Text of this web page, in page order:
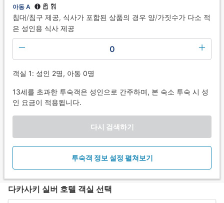
아동 A
침대/침구 제공, 식사가 포함된 상품의 경우 양/가짓수가 다소 적
은 성인용 식사 제공
0
객실 1: 성인 2명, 아동 0명
13세를 초과한 투숙객은 성인으로 간주하며, 본 숙소 투숙 시 성
인 요금이 적용됩니다.
다시 검색하기
투숙객 정보 설정 펼쳐보기
다카사키 실버 호텔 객실 선택